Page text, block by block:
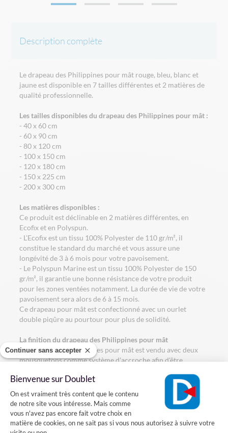
Continuer sans accepter
Bienvenue sur Doublet
Plateforme de Gestion du
On est vraiment très content que le contenu
de notre site vous intéresse. Mais comme
vous n'avez pas encore fait votre choix en
matière de cookies, on ne sait pas si vous nous autorisez à suivre votre
Description complète
Le drapeau des Philippines pour mât rouge, bleu, blanc et
jaune est disponible en 7 tailles différentes et 2 matières de
qualité professionnelle.
Les tailles disponibles du drapeau des Philippines pour mât :
- 40 x 60 cm
- 60 x 90 cm
- 80 x 120 cm
- 100 x 150 cm
- 120 x 180 cm
- 150 x 225 cm
- 200 x 300 cm
Les matières disponibles :
Ce produit est déclinable en 2 matières différentes, en
Ecofix et en Polyspun.
- L'Ecofix est un tissu 100% Polyester de 110 gr/m², il
constitue le standard du marché et vous assure une
longévité de 3 à 6 mois pour votre pavoisement.
- Le Polyspun Marine est un tissu 100% Polyester de 150
gr/m², il garantie une bonne résistance de votre produit
pour les zones ventées notamment. La durée de vie de votre
pavoisement sera alors de 6 à 15 mois.
Ce drapeau pour mât est confectionné avec un ourlet
double piqûre au pourtour pour plus de solidité.
La finition du drapeau des Philippines pour mât
Le drapeau des Philippines pour mât est vendu avec deux
mousquetons comme système d'accroche afin d'être
Comment accrocher le drapeau des Philippines au sommet
d'un mât ?
Le drapeau des Philippines est composé d'une partie bleue,
rouge et blanche. Pour que le drapeau soit bien accroché au